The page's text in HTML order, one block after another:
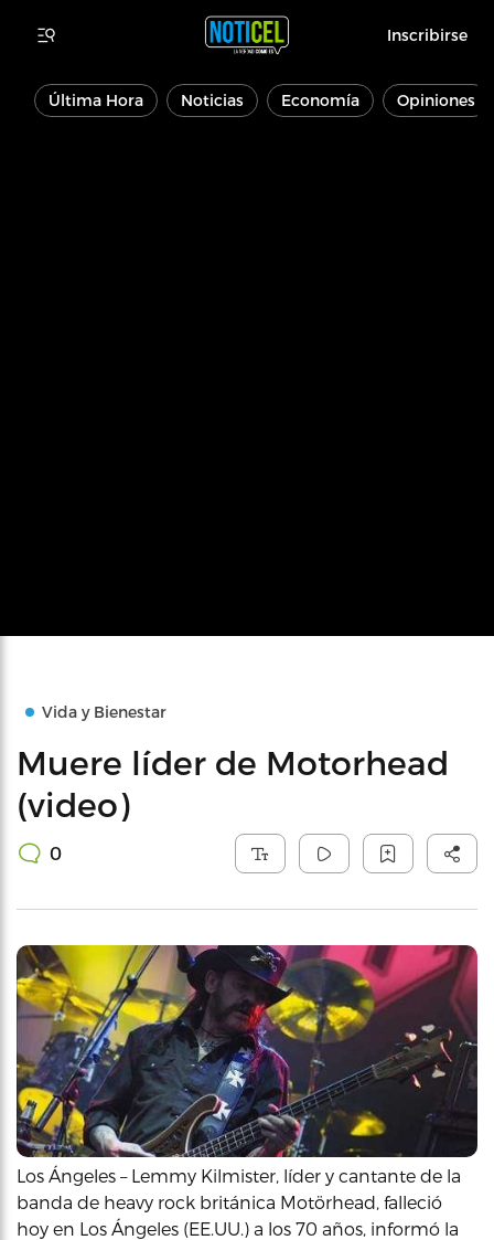
Inscribirse
Última Hora Noticias Economía Opiniones
Vida y Bienestar
Muere líder de Motorhead
(video)
0
Los Ángeles – Lemmy Kilmister, líder y cantante de la
banda de heavy rock británica Motörhead, falleció
hoy en Los Ángeles (EE.UU.) a los 70 años, informó la